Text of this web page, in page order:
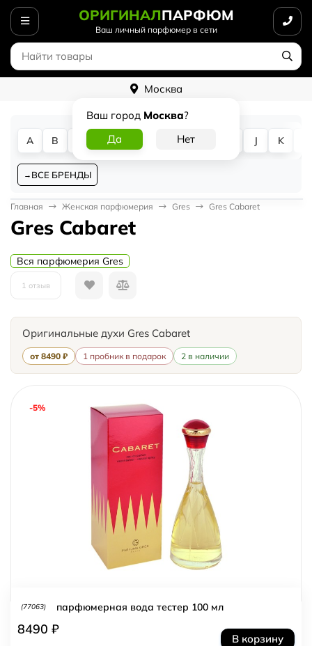
ОРИГИНАЛПАРФЮМ
Ваш личный парфюмер в сети
Москва
Ваш город Москва?
A B D G J K
ВСЕ БРЕНДЫ
Главная Женская парфюмерия Gres Gres Cabaret
Gres Cabaret
Вся парфюмерия Gres
1 отзыв
Оригинальные духи Gres Cabaret
от 8490 ₽ 1 пробник в подарок 2 в наличии
-5%
(77063) парфюмерная вода тестер 100 мл
8490 ₽
В корзину